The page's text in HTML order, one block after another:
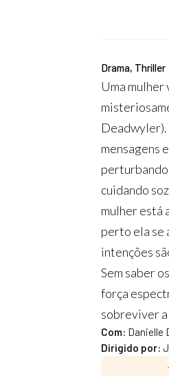
Drama, Thriller
Uma
Deadwyler).
mensagens
cuidando
mulher está
perto ela se
intenções
Sem saber
força
sobreviver
Com: Danielle
Dirigido por: